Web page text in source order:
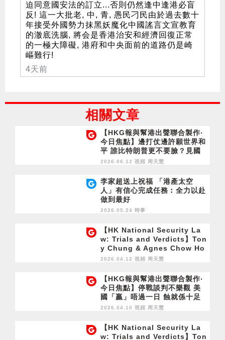
迫同意國安法的訂立...否則仍然逢中逢港必盲
反! 這一大批老, 中, 青, 愚民刁民由於過去數十
年接受外國勢力抹黑妖魔化中國謠言文宣教育
的澈底洗腦, 將会是香港治安和經濟回復正常
的一極大障礙, 港府和中央面前的道路仍是崎
嶇難行!
4天前
相關文章
【HKG報與幫港出聲聯合製作‧
今日焦點】邊打仗邊許願世界和
平 誰比特朗普更不要臉？見國
安法必抹黑 通緝犯為生計打拚
2026.06.12 視頻 周天慧
李家超送上祝福 「港產太空
人」有信心完成任務︰全力以赴
做到最好
2026.05.24 時事
【HK National Security La
w: Trials and Verdicts】Ton
y Chung & Agnes Chow Ho
ng Kong Fugitives
2026.04.12 視頻 周天慧
【HKG報與幫港出聲聯合製作‧
今日焦點】停戰談判不樂觀 美
國「贏」唔過一日 蝕就係十足
外國亂播「香港恐懼」 話語戰
2026.04.10 視頻 周天慧
【HK National Security La
w: Trials and Verdicts】Ton